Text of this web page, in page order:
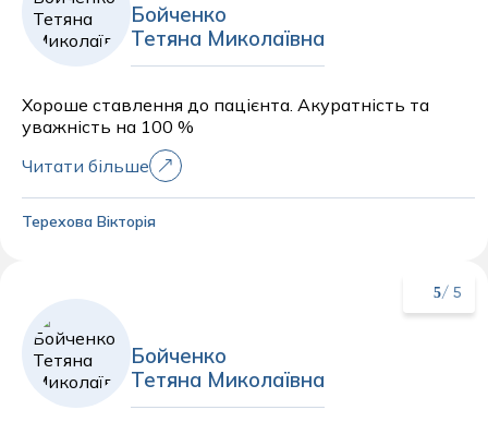
Бойченко
Тетяна Миколаївна
Хороше ставлення до пацієнта. Акуратність та
уважність на 100 %
Читати більше
Терехова Вікторія
5/ 5
Бойченко
Тетяна Миколаївна